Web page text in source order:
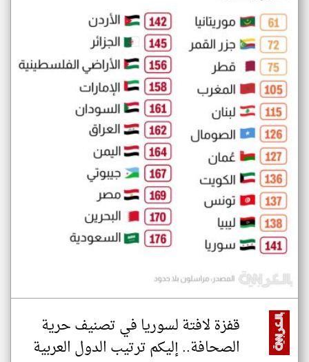
قفزة لافتة لسوريا في تصنيف حرية
الصحافة.. إليكم ترتيب الدول العربية